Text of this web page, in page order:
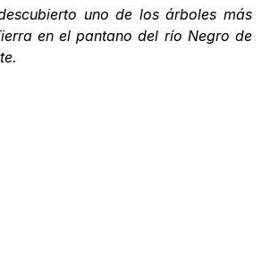
uno de los árboles más
en el pantano del río Negro de